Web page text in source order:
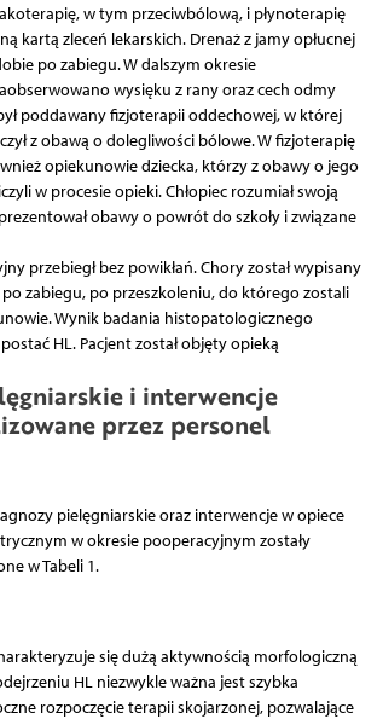
w tym przeciwbólową, i płynoterapię
kartą zleceń lekarskich. Drenaż z jamy opłucnej
po zabiegu. W dalszym okresie
wysięku z rany oraz cech odmy
poddawany fizjoterapii oddechowej, w której
z obawą o dolegliwości bólowe. W fizjoterapię
opiekunowie dziecka, którzy z obawy o jego
w procesie opieki. Chłopiec rozumiał swoją
obawy o powrót do szkoły i związane
przebiegł bez powikłań. Chory został wypisany
zabiegu, po przeszkoleniu, do którego zostali
Wynik badania histopatologicznego
HL. Pacjent został objęty opieką
i interwencje
przez personel
pielęgniarskie oraz interwencje w opiece
w okresie pooperacyjnym zostały
w Tabeli 1.
się dużą aktywnością morfologiczną
HL niezwykle ważna jest szybka
rozpoczęcie terapii skojarzonej, pozwalające